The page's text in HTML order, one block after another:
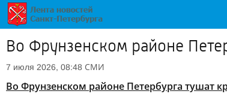
Во Фрунзенском районе
7 июля 2026, 08:48 СМИ
Во Фрунзенском районе Петербурга тушат